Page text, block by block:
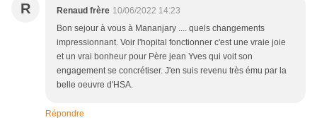
R Renaud frère 10/06/2022 14:23
Bon sejour à vous à Mananjary .... quels changements
impressionnant. Voir l'hopital fonctionner c'est une vraie joie
et un vrai bonheur pour Père jean Yves qui voit son
engagement se concrétiser. J'en suis revenu très ému par la
belle oeuvre d'HSA.
Répondre